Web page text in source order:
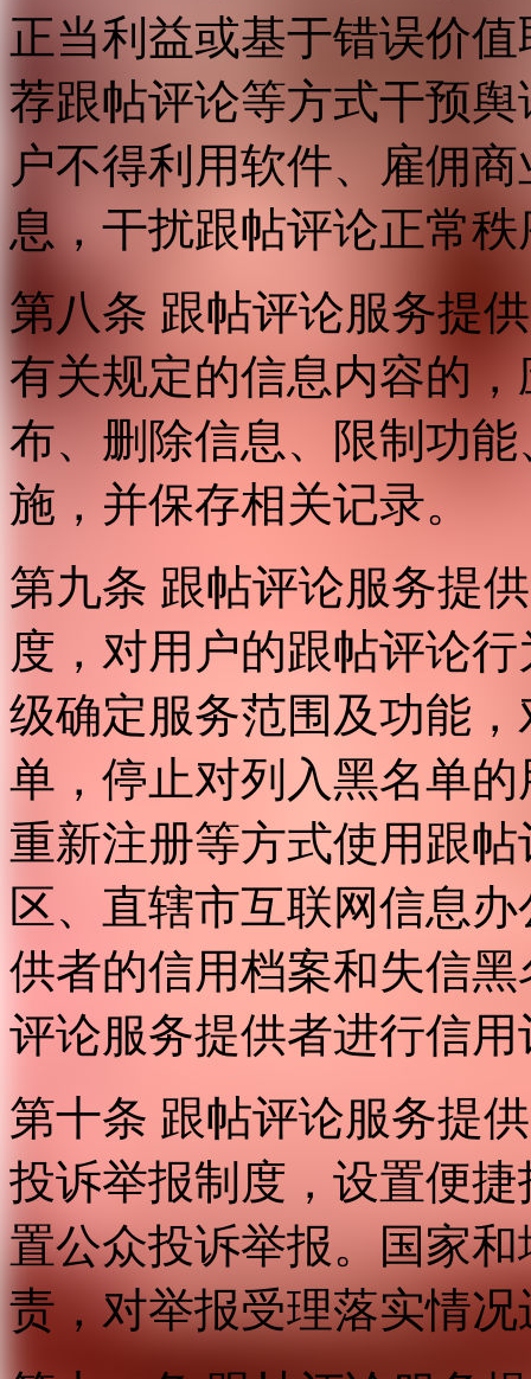
正当利益或基于错误价
荐跟帖评论等方式干预
户不得利用软件、雇佣
息，干扰跟帖评论正常
第八条 跟帖评论服务提
有关规定的信息内容的
布、删除信息、限制功
施，并保存相关记录。
第九条 跟帖评论服务提
度，对用户的跟帖评论
级确定服务范围及功能
单，停止对列入黑名单
重新注册等方式使用跟
区、直辖市互联网信息
供者的信用档案和失信
评论服务提供者进行信用
第十条 跟帖评论服务提
投诉举报制度，设置便
置公众投诉举报。国家
责，对举报受理落实情